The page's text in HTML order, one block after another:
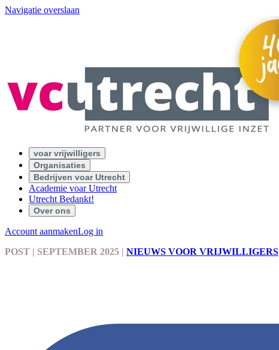
Navigatie overslaan
voar vrijwilligers
Organisaties
Bedrijven voar Utrecht
Academie voar Utrecht
Utrecht Bedankt!
Over ons
Account aanmakenLog in
POST | SEPTEMBER 2025 | NIEUWS VOOR VRIJWILLIGERS